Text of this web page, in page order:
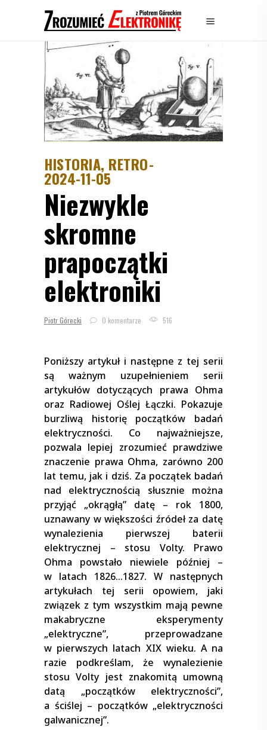
HISTORIA, RETRO
2024-11-05
Niezwykle
skromne
prapoczątki
elektroniki
Piotr Górecki 0 komentarze 516
Poniższy artykuł i następne z tej serii
są ważnym uzupełnieniem serii
artykułów dotyczących prawa Ohma
oraz Radiowej Oślej Łączki. Pokazuje
burzliwą historię początków badań
elektryczności. Co najważniejsze,
pozwala lepiej zrozumieć prawdziwe
znaczenie prawa Ohma, zarówno 200
lat temu, jak i dziś. Za początek badań
nad elektrycznością słusznie można
przyjąć „okrągłą” datę – rok 1800,
uznawany w większości źródeł za datę
wynalezienia pierwszej baterii
elektrycznej – stosu Volty. Prawo
Ohma powstało niewiele później –
w latach 1826…1827. W następnych
artykułach tej serii opowiem, jaki
związek z tym wszystkim mają pewne
makabryczne eksperymenty
„elektryczne”, przeprowadzane
w pierwszych latach XIX wieku. A na
razie podkreślam, że wynalezienie
stosu Volty jest znakomitą umowną
datą „początków elektryczności”,
a ściślej – początków „elektryczności
galwanicznej”.